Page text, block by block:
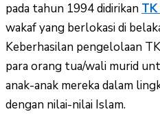
pada tahun 1994 didirikan
wakaf yang berlokasi di
Keberhasilan pengelolaan
para orang tua/wali murid
anak-anak mereka dalam
dengan nilai-nilai Islam.